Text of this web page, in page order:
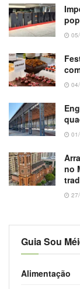
no
Guia Sou
Alimentação